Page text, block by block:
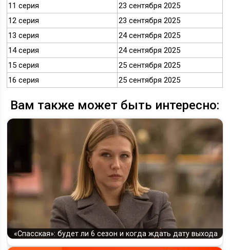
11 серия
23 сентября 2025
12 серия
23 сентября 2025
13 серия
24 сентября 2025
14 серия
24 сентября 2025
15 серия
25 сентября 2025
16 серия
25 сентября 2025
Вам также может быть интересно:
«Спасская»: будет ли 6 сезон и когда ждать дату выхода